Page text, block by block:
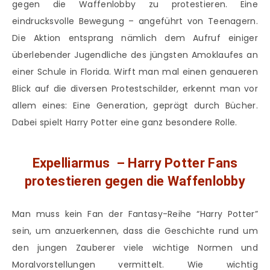
gegen die Waffenlobby zu protestieren. Eine
eindrucksvolle Bewegung – angeführt von Teenagern.
Die Aktion entsprang nämlich dem Aufruf einiger
überlebender Jugendliche des jüngsten Amoklaufes an
einer Schule in Florida. Wirft man mal einen genaueren
Blick auf die diversen Protestschilder, erkennt man vor
allem eines: Eine Generation, geprägt durch Bücher.
Dabei spielt Harry Potter eine ganz besondere Rolle.
Expelliarmus – Harry Potter Fans
protestieren gegen die Waffenlobby
Man muss kein Fan der Fantasy-Reihe “Harry Potter”
sein, um anzuerkennen, dass die Geschichte rund um
den jungen Zauberer viele wichtige Normen und
Moralvorstellungen vermittelt. Wie wichtig